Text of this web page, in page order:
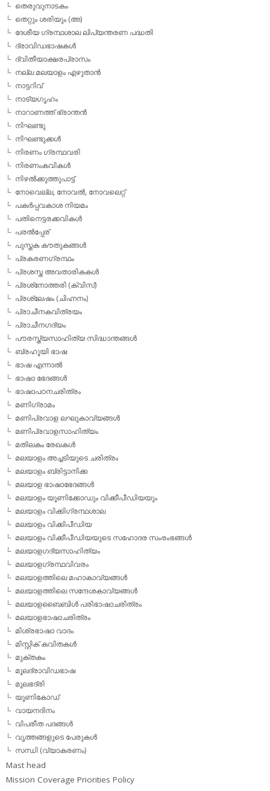
തെരുവുനാടകം
തെറ്റും ശരിയും (അ)
ദേശീയ ഗ്രന്ഥശാല ലിപ്യന്തരണ പദ്ധതി
ദ്രാവിഡഭാഷകള്‍
ദ്വിതീയാക്ഷരപ്രാസം
നല്ല മലയാളം എഴുതാന്‍
നാട്ടറിവ്
നാട്യഗൃഹം
നാറാണത്ത് ഭ്രാന്തന്‍
നിഘണ്ടു
നിഘണ്ടുക്കള്‍
നിരണം ഗ്രന്ഥവരി
നിരണംകവികള്‍
നിഴല്‍ക്കുത്തുപാട്ട്
നോവെല്ല, നോവല്‍, നോവലെറ്റ്
പകര്‍പ്പവകാശ നിയമം
പതിനെട്ടരക്കവികള്‍
പരല്‍പ്പേര്
പുസ്തക കൗതുകങ്ങള്‍
പ്രകരണഗ്രന്ഥം
പ്രശസ്ത അവതാരികകള്‍
പ്രശ്‌നോത്തരി (ക്വിസ്)
പ്രശ്ലേഷം (ചിഹ്നനം)
പ്രാചീനകവിത്രയം
പ്രാചീനഗദ്യം
പൗരസ്ത്യസാഹിത്യ സിദ്ധാന്തങ്ങള്‍
ബ്രഹൂയി ഭാഷ
ഭാഷ എന്നാല്‍
ഭാഷാ ഭേദങ്ങള്‍
ഭാഷാപഠനചരിത്രം
മണിഗ്രാമം
മണിപ്രവാള ലഘുകാവ്യങ്ങള്‍
മണിപ്രവാളസാഹിത്യം
മതിലകം രേഖകള്‍
മലയാളം അച്ചടിയുടെ ചരിത്രം
മലയാളം ബ്രിട്ടാനിക്ക
മലയാള ഭാഷാഭേദങ്ങള്‍
മലയാളം യൂണിക്കോഡും വിക്കീപീഡിയയും
മലയാളം വിക്കിഗ്രന്ഥശാല
മലയാളം വിക്കിപീഡിയ
മലയാളം വിക്കീപീഡിയയുടെ സഹോദര സംരംഭങ്ങള്‍
മലയാളഗദ്യസാഹിത്യം
മലയാളഗ്രന്ഥവിവരം
മലയാളത്തിലെ മഹാകാവ്യങ്ങള്‍
മലയാളത്തിലെ സന്ദേശകാവ്യങ്ങള്‍
മലയാളബൈബിള്‍ പരിഭാഷാചരിത്രം
മലയാളഭാഷാചരിത്രം
മിശ്രഭാഷാ വാദം
മിസ്റ്റിക് കവിതകള്‍
മുക്തകം
മൂലദ്രാവിഡഭാഷ
മൂലഭദ്രി
യൂണികോഡ്
വായനദിനം
വിപരീത പദങ്ങള്‍
വൃത്തങ്ങളുടെ പേരുകള്‍
സന്ധി (വ്യാകരണം)
Mast head
Mission Coverage Priorities Policy